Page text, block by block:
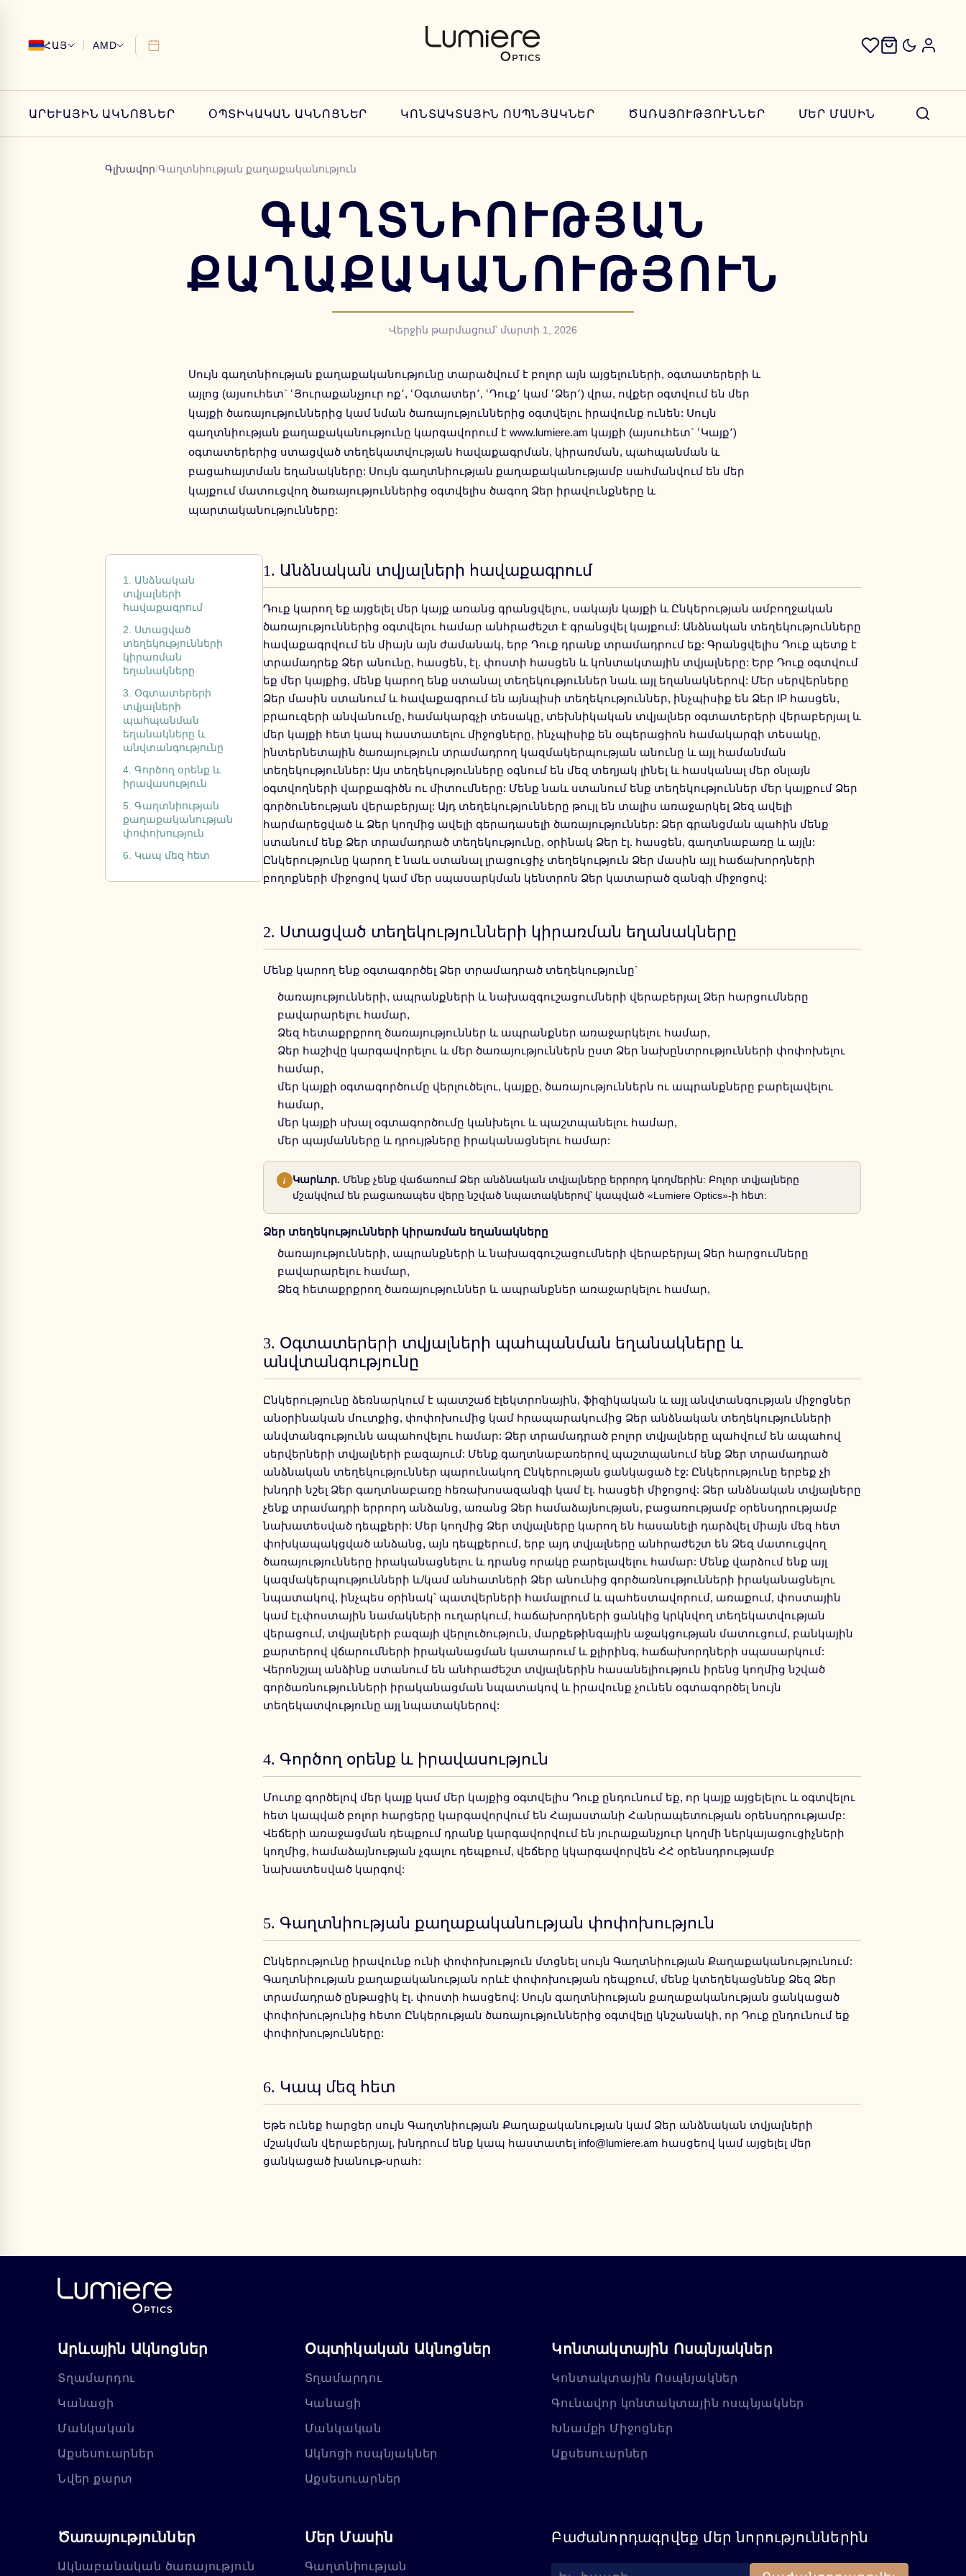
ՀԱՅ AMD
ԱՐԵՒԱՅԻՆ ԱԿՆՈՑՆԵՐ ՕՊՏԻԿԱԿԱՆ ԱԿՆՈՑՆԵՐ ԿՈՆՏԱԿՏԱՅԻՆ ՈՍՊՆՅԱԿՆԵՐ ԾԱՌԱՅՈՒԹՅՈՒՆՆԵՐ ՄԵՐ ՄԱՍԻՆ
Գլխավոր/Գաղտնիության քաղաքականություն
ԳԱՂՏՆԻՈՒԹՅԱՆ
ՔԱՂԱՔԱԿԱՆՈՒԹՅՈՒՆ
Վերջին թարմացում՝ մարտի 1, 2026
Սույն գաղտնիության քաղաքականությունը տարածվում է բոլոր այն այցելուների, օգտատերերի և
այլոց (այսուհետ` ՙՅուրաքանչյուր ոք՚, ՙՕգտատեր՚, ՙԴուք՚ կամ ՙՁեր՚) վրա, ովքեր օգտվում են մեր
կայքի ծառայություններից կամ նման ծառայություններից օգտվելու իրավունք ունեն: Սույն
գաղտնիության քաղաքականությունը կարգավորում է www.lumiere.am կայքի (այսուհետ` ՙԿայք՚)
օգտատերերից ստացված տեղեկատվության հավաքագրման, կիրառման, պահպանման և
բացահայտման եղանակները: Սույն գաղտնիության քաղաքականությամբ սահմանվում են մեր
կայքում մատուցվող ծառայություններից օգտվելիս ծագող Ձեր իրավունքները և
պարտականությունները:
1. Անձնական
տվյալների
հավաքագրում
2. Ստացված
տեղեկությունների
կիրառման
եղանակները
3. Օգտատերերի
տվյալների
պահպանման
եղանակները և
անվտանգությունը
4. Գործող օրենք և
իրավասություն
5. Գաղտնիության
քաղաքականության
փոփոխություն
6. Կապ մեզ հետ
1. Անձնական տվյալների հավաքագրում
Դուք կարող եք այցելել մեր կայք առանց գրանցվելու, սակայն կայքի և Ընկերության ամբողջական
ծառայություններից օգտվելու համար անհրաժեշտ է գրանցվել կայքում: Անձնական տեղեկությունները
հավաքագրվում են միայն այն ժամանակ, երբ Դուք դրանք տրամադրում եք: Գրանցվելիս Դուք պետք է
տրամադրեք Ձեր անունը, հասցեն, էլ. փոստի հասցեն և կոնտակտային տվյալները: Երբ Դուք օգտվում
եք մեր կայքից, մենք կարող ենք ստանալ տեղեկություններ նաև այլ եղանակներով: Մեր սերվերները
Ձեր մասին ստանում և հավաքագրում են այնպիսի տեղեկություններ, ինչպիսիք են Ձեր IP հասցեն,
բրաուզերի անվանումը, համակարգչի տեսակը, տեխնիկական տվյալներ օգտատերերի վերաբերյալ և
մեր կայքի հետ կապ հաստատելու միջոցները, ինչպիսիք են օպերացիոն համակարգի տեսակը,
ինտերնետային ծառայություն տրամադրող կազմակերպության անունը և այլ համանման
տեղեկություններ: Այս տեղեկությունները օգնում են մեզ տեղյակ լինել և հասկանալ մեր օնլայն
օգտվողների վարքագիծն ու միտումները: Մենք նաև ստանում ենք տեղեկություններ մեր կայքում Ձեր
գործունեության վերաբերյալ: Այդ տեղեկությունները թույլ են տալիս առաջարկել Ձեզ ավելի
հարմարեցված և Ձեր կողմից ավելի գերադասելի ծառայություններ: Ձեր գրանցման պահին մենք
ստանում ենք Ձեր տրամադրած տեղեկությունը, օրինակ Ձեր էլ. հասցեն, գաղտնաբառը և այլն:
Ընկերությունը կարող է նաև ստանալ լրացուցիչ տեղեկություն Ձեր մասին այլ հաճախորդների
բողոքների միջոցով կամ մեր սպասարկման կենտրոն Ձեր կատարած զանգի միջոցով:
2. Ստացված տեղեկությունների կիրառման եղանակները
Մենք կարող ենք օգտագործել Ձեր տրամադրած տեղեկությունը`
ծառայությունների, ապրանքների և նախազգուշացումների վերաբերյալ Ձեր հարցումները
բավարարելու համար,
Ձեզ հետաքրքրող ծառայություններ և ապրանքներ առաջարկելու համար,
Ձեր հաշիվը կարգավորելու և մեր ծառայություններն ըստ Ձեր նախընտրությունների փոփոխելու
համար,
մեր կայքի օգտագործումը վերլուծելու, կայքը, ծառայություններն ու ապրանքները բարելավելու
համար,
մեր կայքի սխալ օգտագործումը կանխելու և պաշտպանելու համար,
մեր պայմանները և դրույթները իրականացնելու համար:
i Կարևոր. Մենք չենք վաճառում Ձեր անձնական տվյալները երրորդ կողմերին: Բոլոր տվյալները
մշակվում են բացառապես վերը նշված նպատակներով՝ կապված «Lumiere Optics»-ի հետ:
Ձեր տեղեկությունների կիրառման եղանակները
ծառայությունների, ապրանքների և նախազգուշացումների վերաբերյալ Ձեր հարցումները
բավարարելու համար,
Ձեզ հետաքրքրող ծառայություններ և ապրանքներ առաջարկելու համար,
3. Օգտատերերի տվյալների պահպանման եղանակները և
անվտանգությունը
Ընկերությունը ձեռնարկում է պատշաճ էլեկտրոնային, ֆիզիկական և այլ անվտանգության միջոցներ
անօրինական մուտքից, փոփոխումից կամ հրապարակումից Ձեր անձնական տեղեկությունների
անվտանգությունն ապահովելու համար: Ձեր տրամադրած բոլոր տվյալները պահվում են ապահով
սերվերների տվյալների բազայում: Մենք գաղտնաբառերով պաշտպանում ենք Ձեր տրամադրած
անձնական տեղեկություններ պարունակող Ընկերության ցանկացած էջ: Ընկերությունը երբեք չի
խնդրի նշել Ձեր գաղտնաբառը հեռախոսազանգի կամ էլ. հասցեի միջոցով: Ձեր անձնական տվյալները
չենք տրամադրի երրորդ անձանց, առանց Ձեր համաձայնության, բացառությամբ օրենսդրությամբ
նախատեսված դեպքերի: Մեր կողմից Ձեր տվյալները կարող են հասանելի դարձվել միայն մեզ հետ
փոխկապակցված անձանց, այն դեպքերում, երբ այդ տվյալները անհրաժեշտ են Ձեզ մատուցվող
ծառայությունները իրականացնելու և դրանց որակը բարելավելու համար: Մենք վարձում ենք այլ
կազմակերպությունների և/կամ անհատների Ձեր անունից գործառնությունների իրականացնելու
նպատակով, ինչպես օրինակ՝ պատվերների համալրում և պահեստավորում, առաքում, փոստային
կամ էլ.փոստային նամակների ուղարկում, հաճախորդների ցանկից կրկնվող տեղեկատվության
վերացում, տվյալների բազայի վերլուծություն, մարքեթինգային աջակցության մատուցում, բանկային
քարտերով վճարումների իրականացման կատարում և քլիրինգ, հաճախորդների սպասարկում:
Վերոնշյալ անձինք ստանում են անհրաժեշտ տվյալներին հասանելիություն իրենց կողմից նշված
գործառնությունների իրականացման նպատակով և իրավունք չունեն օգտագործել նույն
տեղեկատվությունը այլ նպատակներով:
4. Գործող օրենք և իրավասություն
Մուտք գործելով մեր կայք կամ մեր կայքից օգտվելիս Դուք ընդունում եք, որ կայք այցելելու և օգտվելու
հետ կապված բոլոր հարցերը կարգավորվում են Հայաստանի Հանրապետության օրենսդրությամբ:
Վեճերի առաջացման դեպքում դրանք կարգավորվում են յուրաքանչյուր կողմի ներկայացուցիչների
կողմից, համաձայնության չգալու դեպքում, վեճերը կկարգավորվեն ՀՀ օրենսդրությամբ
նախատեսված կարգով:
5. Գաղտնիության քաղաքականության փոփոխություն
Ընկերությունը իրավունք ունի փոփոխություն մտցնել սույն Գաղտնիության Քաղաքականությունում:
Գաղտնիության քաղաքականության որևէ փոփոխության դեպքում, մենք կտեղեկացնենք Ձեզ Ձեր
տրամադրած ընթացիկ էլ. փոստի հասցեով: Սույն գաղտնիության քաղաքականության ցանկացած
փոփոխությունից հետո Ընկերության ծառայություններից օգտվելը կնշանակի, որ Դուք ընդունում եք
փոփոխությունները:
6. Կապ մեզ հետ
Եթե ունեք հարցեր սույն Գաղտնիության Քաղաքականության կամ Ձեր անձնական տվյալների
մշակման վերաբերյալ, խնդրում ենք կապ հաստատել info@lumiere.am հասցեով կամ այցելել մեր
ցանկացած խանութ-սրահ:
Արևային Ակնոցներ
Տղամարդու
Կանացի
Մանկական
Աքսեսուարներ
Նվեր քարտ
Օպտիկական Ակնոցներ
Տղամարդու
Կանացի
Մանկական
Ակնոցի ոսպնյակներ
Աքսեսուարներ
Կոնտակտային Ոսպնյակներ
Կոնտակտային Ոսպնյակներ
Գունավոր կոնտակտային ոսպնյակներ
Խնամքի Միջոցներ
Աքսեսուարներ
Ծառայություններ
Ակնաբանական ծառայություն
Մեր Մասին
Գաղտնիության
Բաժանորդագրվեք մեր նորություններին